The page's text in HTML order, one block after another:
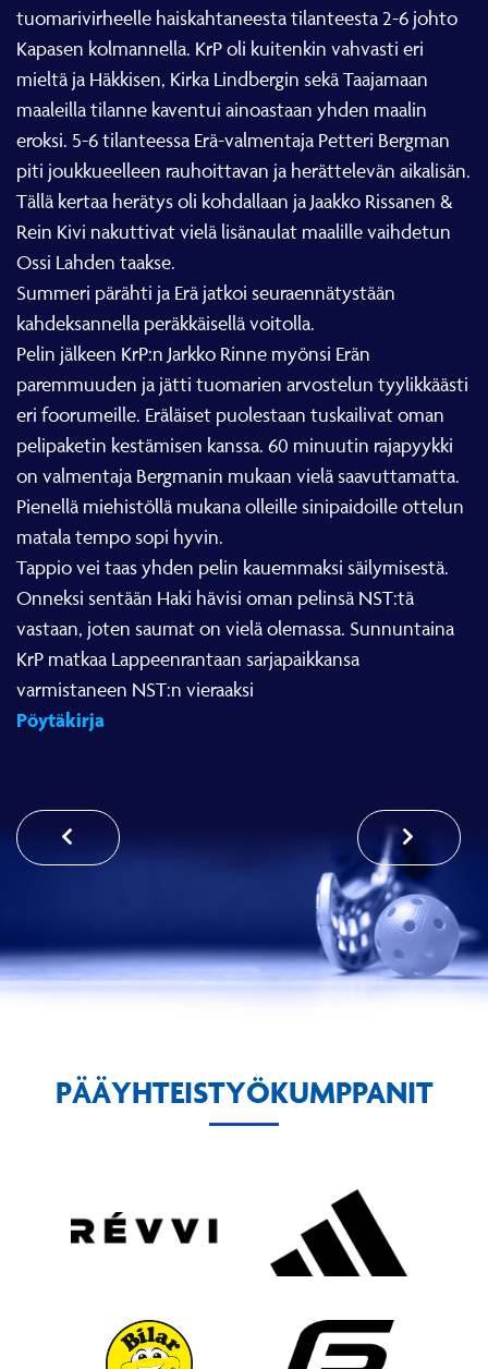
tuomarivirheelle haiskahtaneesta tilanteesta 2-6 johto
Kapasen kolmannella. KrP oli kuitenkin vahvasti eri
mieltä ja Häkkisen, Kirka Lindbergin sekä Taajamaan
maaleilla tilanne kaventui ainoastaan yhden maalin
eroksi. 5-6 tilanteessa Erä-valmentaja Petteri Bergman
piti joukkueelleen rauhoittavan ja herättelevän aikalisän.
Tällä kertaa herätys oli kohdallaan ja Jaakko Rissanen &
Rein Kivi nakuttivat vielä lisänaulat maalille vaihdetun
Ossi Lahden taakse.
Summeri pärähti ja Erä jatkoi seuraennätystään
kahdeksannella peräkkäisellä voitolla.
Pelin jälkeen KrP:n Jarkko Rinne myönsi Erän
paremmuuden ja jätti tuomarien arvostelun tyylikkäästi
eri foorumeille. Eräläiset puolestaan tuskailivat oman
pelipaketin kestämisen kanssa. 60 minuutin rajapyykki
on valmentaja Bergmanin mukaan vielä saavuttamatta.
Pienellä miehistöllä mukana olleille sinipaidoille ottelun
matala tempo sopi hyvin.
Tappio vei taas yhden pelin kauemmaksi säilymisestä.
Onneksi sentään Haki hävisi oman pelinsä NST:tä
vastaan, joten saumat on vielä olemassa. Sunnuntaina
KrP matkaa Lappeenrantaan sarjapaikkansa
varmistaneen NST:n vieraaksi
Pöytäkirja
PÄÄYHTEISTYÖKUMPPANIT